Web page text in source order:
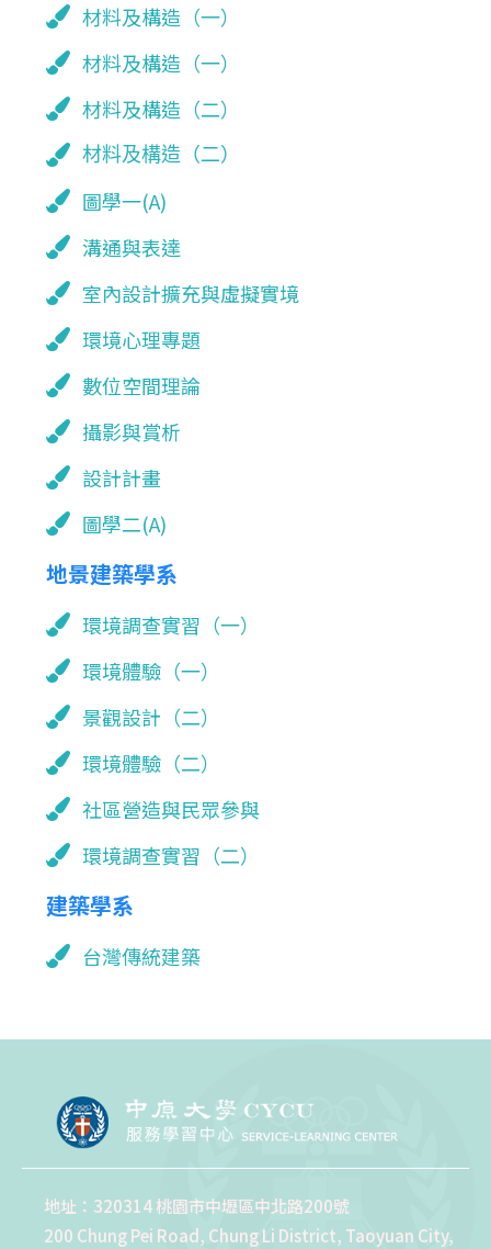
材料及構造（一）
材料及構造（一）
材料及構造（二）
材料及構造（二）
圖學一(A)
溝通與表達
室內設計擴充與虛擬實境
環境心理專題
數位空間理論
攝影與賞析
設計計畫
圖學二(A)
地景建築學系
環境調查實習（一）
環境體驗（一）
景觀設計（二）
環境體驗（二）
社區營造與民眾參與
環境調查實習（二）
建築學系
台灣傳統建築
地址：320314 桃園市中壢區中北路200號
200 Chung Pei Road, Chung Li District, Taoyuan City,